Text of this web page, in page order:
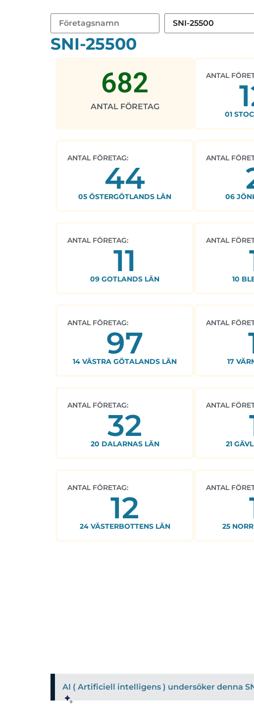
SNI-25500
ANTAL FÖRETAG
682 ANTAL
01
ANTAL FÖRETAG:
44
05 ÖSTERGÖTLANDS LÄN
ANTAL
06
ANTAL FÖRETAG:
11
09 GOTLANDS LÄN
ANTAL
10
ANTAL FÖRETAG:
97
14 VÄSTRA GÖTALANDS LÄN
ANTAL
17
ANTAL FÖRETAG:
32
20 DALARNAS LÄN
ANTAL
21
ANTAL FÖRETAG:
12
24 VÄSTERBOTTENS LÄN
ANTAL
25
AI ( Artificiell intelligens ) undersöker denna